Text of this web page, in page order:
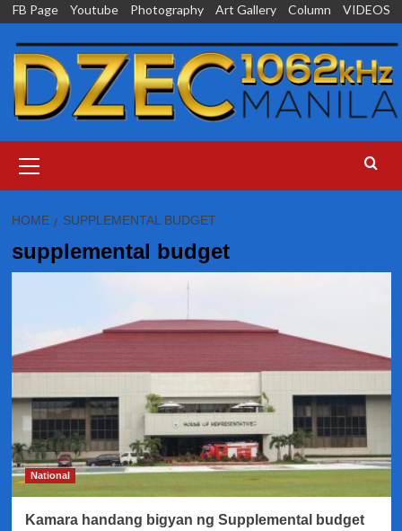
Skip
content
FB Page Youtube Photography Art Gallery Column VIDEOS
Menu
HOME SUPPLEMENTAL BUDGET
supplemental budget
National
Kamara handang bigyan ng Supplemental budget